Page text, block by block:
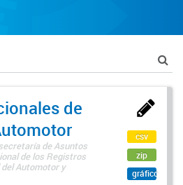
de
de Asuntos
de los Registros
Automotor y
csv
zip
gráfico